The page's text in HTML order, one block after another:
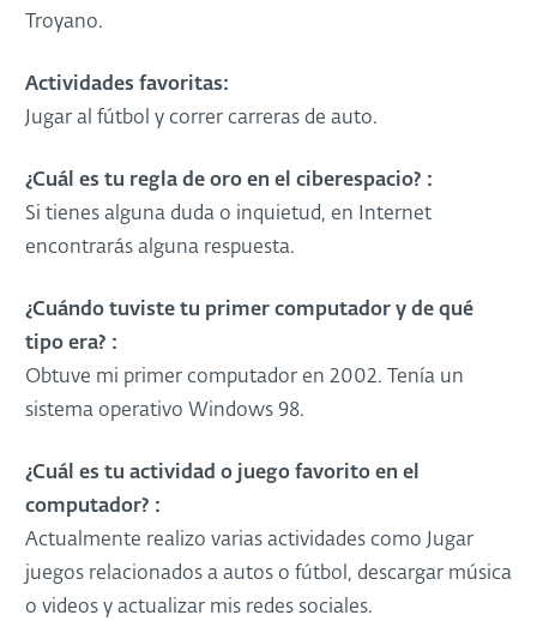
Troyano.
Actividades favoritas:
Jugar al fútbol y correr carreras de auto.
¿Cuál es tu regla de oro en el ciberespacio? :
Si tienes alguna duda o inquietud, en Internet
encontrarás alguna respuesta.
¿Cuándo tuviste tu primer computador y de qué
tipo era? :
Obtuve mi primer computador en 2002. Tenía un
sistema operativo Windows 98.
¿Cuál es tu actividad o juego favorito en el
computador? :
Actualmente realizo varias actividades como Jugar
juegos relacionados a autos o fútbol, descargar música
o videos y actualizar mis redes sociales.